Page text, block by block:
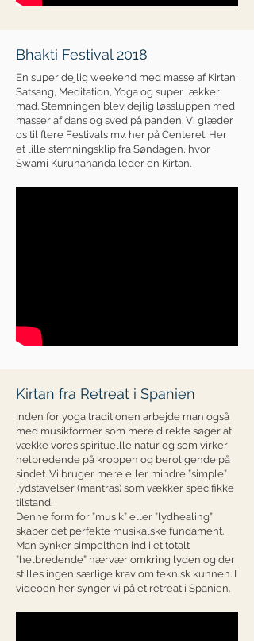
Bhakti Festival 2018
En super dejlig weekend med masse af Kirtan,
Satsang, Meditation, Yoga og super lækker
mad. Stemningen blev dejlig løssluppen med
masser af dans og sved på panden. Vi glæder
os til flere Festivals mv. her på Centeret. Her
et lille stemningsklip fra Søndagen, hvor
Swami Kurunananda leder en Kirtan.
Kirtan fra Retreat i Spanien
Inden for yoga traditionen arbejde man også
med musikformer som mere direkte søger at
vække vores spirituellle natur og som virker
helbredende på kroppen og beroligende på
sindet. Vi bruger mere eller mindre ”simple”
lydstavelser (mantras) som vækker specifikke
tilstand.
Denne form for ”musik” eller ”lydhealing”
skaber det perfekte musikalske fundament.
Man synker simpelthen ind i et totalt
”helbredende” nærvær omkring lyden og der
stilles ingen særlige krav om teknisk kunnen. I
videoen her synger vi på et retreat i Spanien.